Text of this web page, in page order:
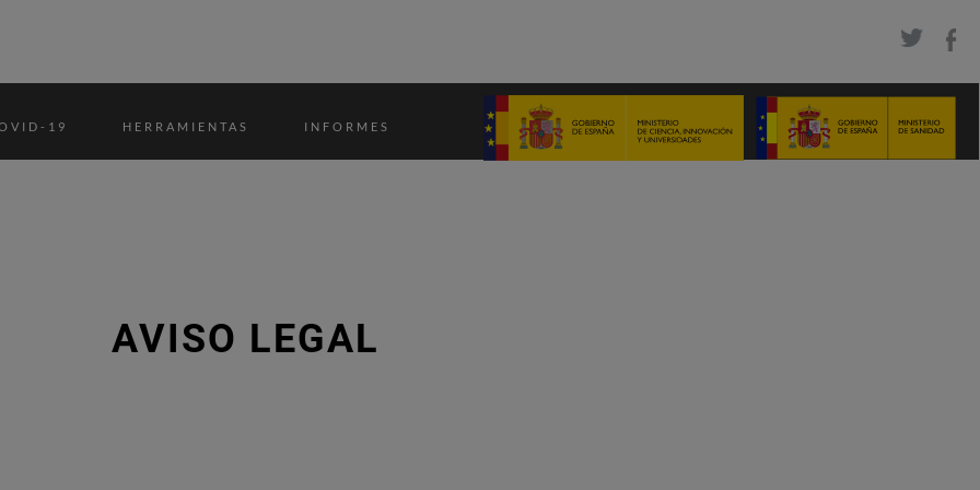
19 HERRAMIENTAS INFORMES
AVISO LEGAL